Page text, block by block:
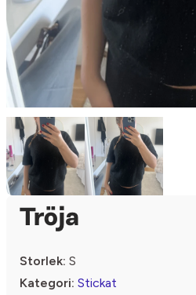
Tröja
Storlek: S
Kategori: Stickat